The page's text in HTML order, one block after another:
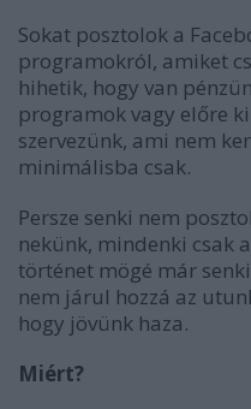
Sokat posztolok a
programokról, amiket
hihetik, hogy van
programok vagy előre
szervezünk, ami nem
minimálisba csak.
Persze senki nem
nekünk, mindenki csak
történet mögé már
nem járul hozzá az
hogy jövünk haza.
Miért?